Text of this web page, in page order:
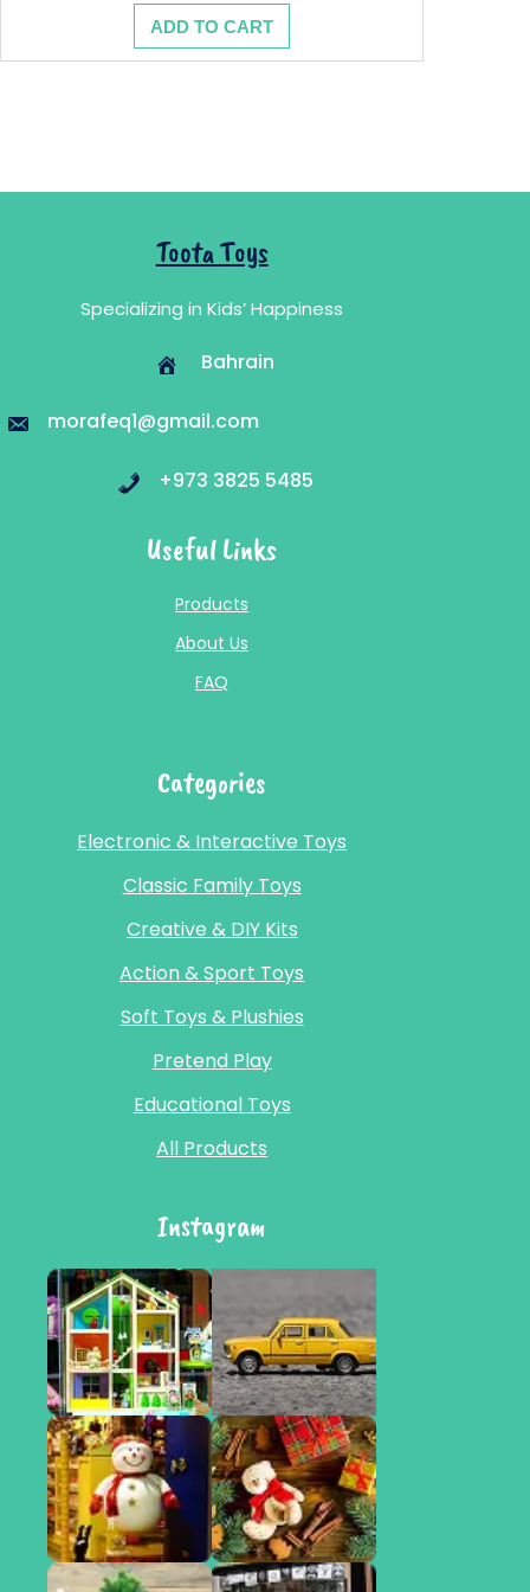
was:
11.500 .د.ب.
6.890 .د.ب.
ADD TO CART
Toota Toys
Specializing in Kids’ Happiness
Bahrain
morafeq1@gmail.com
+973 3825 5485
Useful Links
Products
About Us
FAQ
Categories
Electronic & Interactive Toys
Classic Family Toys
Creative & DIY Kits
Action & Sport Toys
Soft Toys & Plushies
Pretend Play
Educational Toys
All Products
Instagram